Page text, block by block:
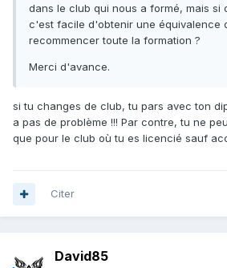
dans le club qui nous a formé, mais si
c'est facile d'obtenir une équivalence
recommencer toute la formation ?
Merci d'avance.
si tu changes de club, tu pars avec ton
a pas de problème !!! Par contre, tu ne
que pour le club où tu es licencié sauf
Citer
David85